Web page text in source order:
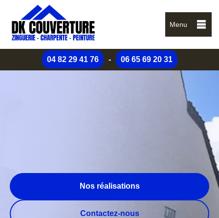
Menu
04 82 29 41 76 - 06 65 69 20 31
Nos réalisations
Contactez-nous